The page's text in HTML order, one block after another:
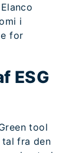
i
for
ESG
tool
tal fra den